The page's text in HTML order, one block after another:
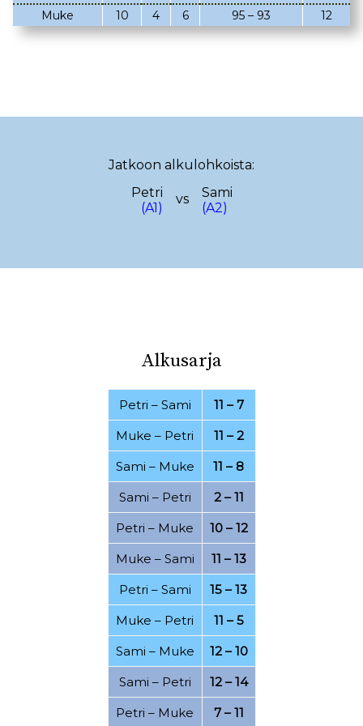
02.03.2023
08.02.2023
22.12.2022
14.12.2022
29.10.2022
19.10.2022
25.09.2022
15.09.2022
18.08.2022
08.08.2022
03.08.2022
30.07.2022
26.07.2022
21.07.2022
20.07.2022
16.07.2022
15.06.2022
25.04.2022
19.04.2022
11.04.2022
07.03.2022
28.02.2022
24.02.2022
21.02.2022
15.02.2022
08.02.2022
06.02.2022
17.01.2022
15.01.2022
12.12.2021
Muke
10 4 6 95 – 93 12
Jatkoon alkulohkoista:
Petri
(A1)
vs
Sami
(A2)
Alkusarja
Petri – Sami
11 – 7
Muke – Petri
11 – 2
Sami – Muke
11 – 8
Sami – Petri
2 – 11
Petri – Muke
10 – 12
Muke – Sami
11 – 13
Petri – Sami
15 – 13
Muke – Petri
11 – 5
Sami – Muke
12 – 10
Sami – Petri
12 – 14
Petri – Muke 7 – 11